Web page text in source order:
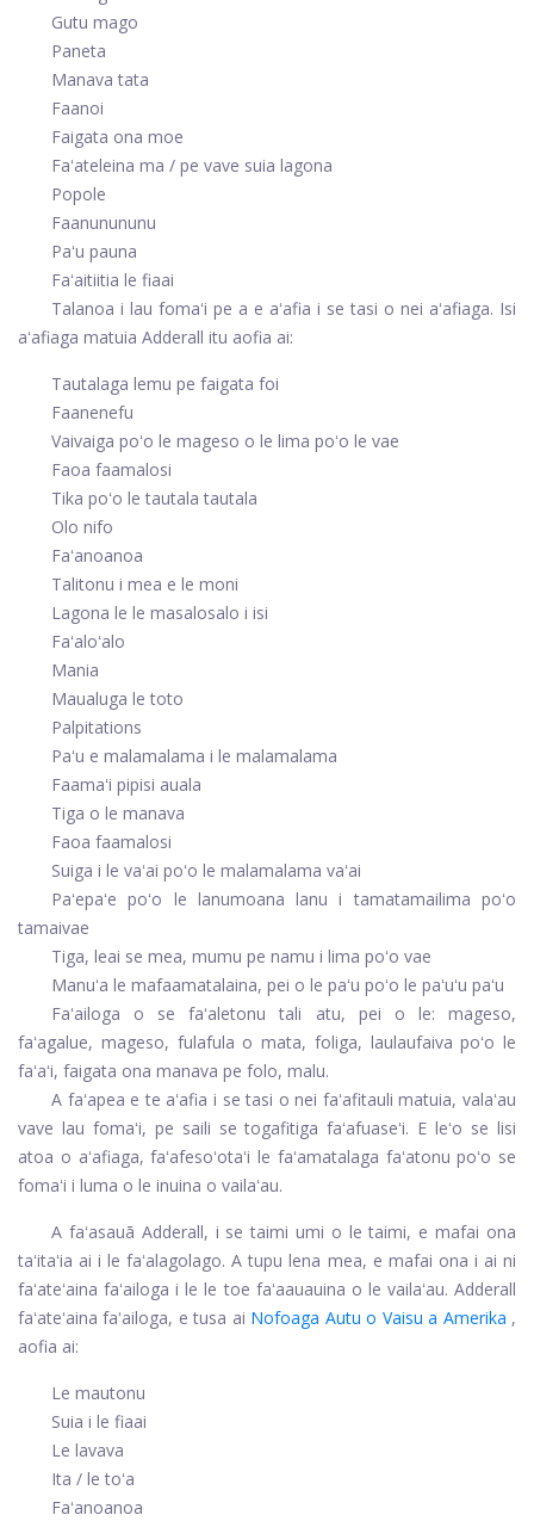
Gutu mago
Paneta
Manava tata
Faanoi
Faigata ona moe
Faʻateleina ma / pe vave suia lagona
Popole
Faanunununu
Paʻu pauna
Faʻaitiitia le fiaai
Talanoa i lau fomaʻi pe a e aʻafia i se tasi o nei aʻafiaga. Isi
aʻafiaga matuia Adderall itu aofia ai:
Tautalaga lemu pe faigata foi
Faanenefu
Vaivaiga poʻo le mageso o le lima poʻo le vae
Faoa faamalosi
Tika poʻo le tautala tautala
Olo nifo
Faʻanoanoa
Talitonu i mea e le moni
Lagona le le masalosalo i isi
Faʻaloʻalo
Mania
Maualuga le toto
Palpitations
Paʻu e malamalama i le malamalama
Faamaʻi pipisi auala
Tiga o le manava
Faoa faamalosi
Suiga i le vaʻai poʻo le malamalama vaʻai
Paʻepaʻe poʻo le lanumoana lanu i tamatamailima poʻo
tamaivae
Tiga, leai se mea, mumu pe namu i lima poʻo vae
Manuʻa le mafaamatalaina, pei o le paʻu poʻo le paʻuʻu paʻu
Faʻailoga o se faʻaletonu tali atu, pei o le: mageso,
faʻagalue, mageso, fulafula o mata, foliga, laulaufaiva poʻo le
faʻaʻi, faigata ona manava pe folo, malu.
A faʻapea e te aʻafia i se tasi o nei faʻafitauli matuia, valaʻau
vave lau fomaʻi, pe saili se togafitiga faʻafuaseʻi. E leʻo se lisi
atoa o aʻafiaga, faʻafesoʻotaʻi le faʻamatalaga faʻatonu poʻo se
fomaʻi i luma o le inuina o vailaʻau.
A faʻasauā Adderall, i se taimi umi o le taimi, e mafai ona
taʻitaʻia ai i le faʻalagolago. A tupu lena mea, e mafai ona i ai ni
faʻateʻaina faʻailoga i le le toe faʻaauauina o le vailaʻau. Adderall
faʻateʻaina faʻailoga, e tusa ai Nofoaga Autu o Vaisu a Amerika ,
aofia ai:
Le mautonu
Suia i le fiaai
Le lavava
Ita / le toʻa
Faʻanoanoa